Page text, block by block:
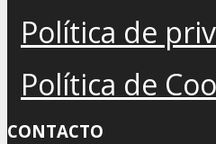
Política de
Política de
CONTACTO